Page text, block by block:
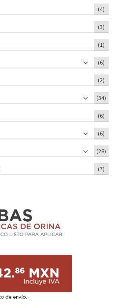
(4)
(3)
(1)
(6)
(2)
(34)
(6)
(6)
(28)
(7)